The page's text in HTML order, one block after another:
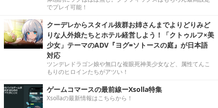
でプレイ可能！
クーデレからスタイル抜群お姉さんまでよりどりみど
りな人外娘たちとホテル経営しよう！「クトゥルフ×美
少女」テーマのADV『ヨグ=ソトースの庭』が日本語
対応
ツンデレドラゴン娘や無口な複眼死神美少女など、属性てんこ
もりのヒロインたちがアツい！
ゲームコマースの最前線ーXsolla特集
Xsollaの最新情報はこちらから！